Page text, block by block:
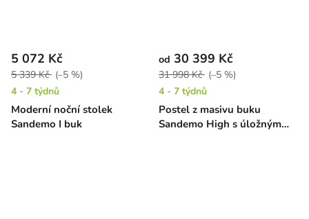
Moderní noční stolek
Sandemo I buk
5 072 Kč
5 339 Kč (–5 %)
4 - 7 týdnů
Postel z masivu buku
Sandemo High s úložným
od 30 399 Kč
31 998 Kč (–5 %)
4 - 7 týdnů